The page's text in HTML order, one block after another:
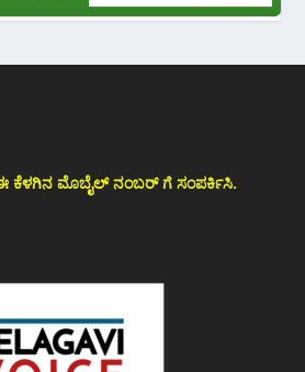
ಈ ಕೆಳಗಿನ ಮೊಬೈಲ್ ನಂಬರ್ ಗೆ ಸಂಪರ್ಕಿಸಿ.